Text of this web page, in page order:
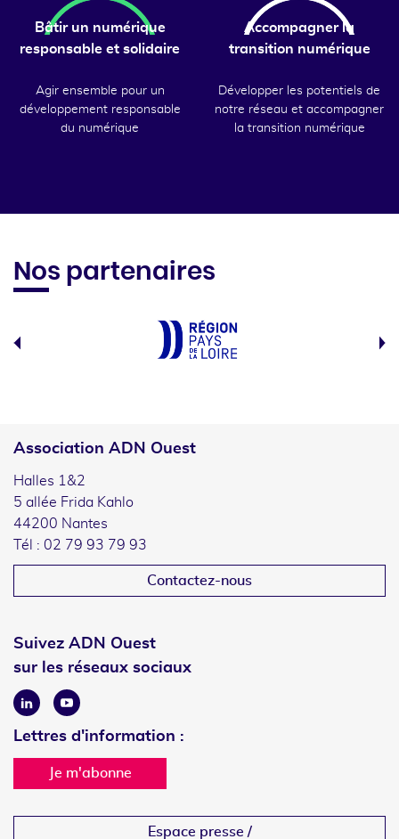
Bâtir un numérique
responsable et solidaire
Agir ensemble pour un
développement responsable
du numérique
Accompagner la
transition numérique
Développer les potentiels de
notre réseau et accompagner
la transition numérique
Nos partenaires
Association ADN Ouest
Halles 1&2
5 allée Frida Kahlo
44200 Nantes
Tél : 02 79 93 79 93
Contactez-nous
Suivez ADN Ouest
sur les réseaux sociaux
LinkedinYoutube
Lettres d'information :
Je m'abonne
Espace presse /